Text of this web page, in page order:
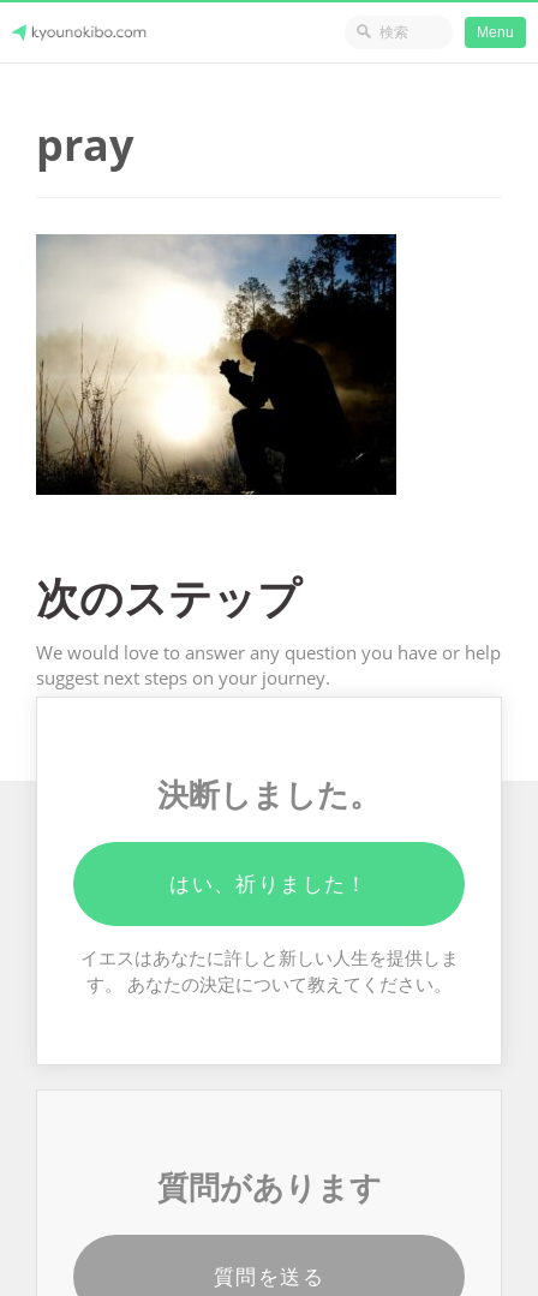
content
Menu
pray
次のステップ
We would love to answer any question you have or help
suggest next steps on your journey.
決断しました。
はい、祈りました！
イエスはあなたに許しと新しい人生を提供しま
す。 あなたの決定について教えてください。
質問があります
質問を送る